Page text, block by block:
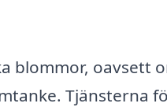
blommor, oavsett
Tjänsterna